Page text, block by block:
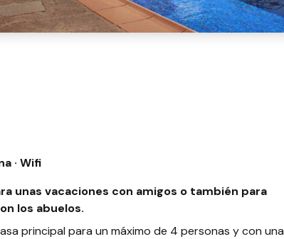
· Wifi
unas vacaciones con amigos o también para
los abuelos.
principal para un máximo de 4 personas y con una